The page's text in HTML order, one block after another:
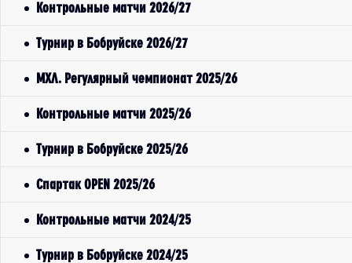
Контрольные матчи 2026/27
Турнир в Бобруйске 2026/27
МХЛ. Регулярный чемпионат 2025/26
Контрольные матчи 2025/26
Турнир в Бобруйске 2025/26
Спартак OPEN 2025/26
Контрольные матчи 2024/25
Турнир в Бобруйске 2024/25